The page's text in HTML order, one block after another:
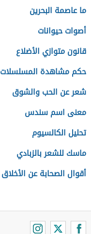
ما عاصمة البحرين
أصوات حيوانات
قانون متوازي الأضلاع
حكم مشاهدة المسلسلات
شعر عن الحب والشوق
معنى اسم سندس
تحليل الكالسيوم
ماسك للشعر بالزبادي
أقوال الصحابة عن الأخلاق